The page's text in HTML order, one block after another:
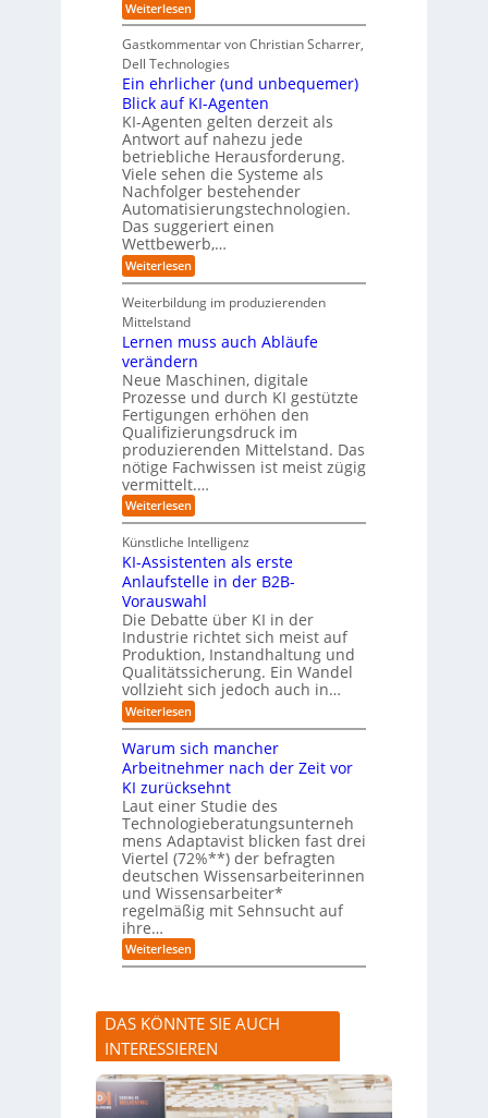
-
H
e
r
s
t
e
l
l
e
r
n
o
j
e
k
t
e
i
n
d
e
r
I
n
d
u
s
t
r
i
e
e
r
m
ö
g
l
i
c
h
e
n
e
r
r
s
i
k
o
,
w
a
c
h
s
e
n
d
e
R
a
n
o
m
w
a
r
e
-
G
e
f
a
h
n
ü
r
I
n
d
u
s
t
r
i
e
r
o
b
o
t
r
Weiterlesen:
E
n
3
D
-
Z
w
i
l
l
i
n
g
f
ü
r
T
t
o
r
t
e
Gastkommentar von Christian Scharrer,
Dell Technologies
Ein ehrlicher (und unbequemer)
Blick auf KI-Agenten
KI-Agenten gelten derzeit als
Antwort auf nahezu jede
betriebliche Herausforderung.
Viele sehen die Systeme als
Nachfolger bestehender
Automatisierungstechnologien.
Das suggeriert einen
Wettbewerb,…
Weiterlesen:
E
n
e
h
r
l
i
c
h
e
r
(
u
n
d
u
n
e
q
u
e
m
e
r
)
B
l
i
k
a
u
f
K
I
-
A
g
e
n
t
e
n
Weiterbildung im produzierenden
Mittelstand
Lernen muss auch Abläufe
verändern
Neue Maschinen, digitale
Prozesse und durch KI gestützte
Fertigungen erhöhen den
Qualifizierungsdruck im
produzierenden Mittelstand. Das
nötige Fachwissen ist meist zügig
vermittelt.…
Weiterlesen:
L
e
r
n
e
n
m
u
s
s
a
u
c
h
A
b
l
ä
u
f
e
v
e
r
ä
n
d
r
n
Künstliche Intelligenz
KI-Assistenten als erste
Anlaufstelle in der B2B-
Vorauswahl
Die Debatte über KI in der
Industrie richtet sich meist auf
Produktion, Instandhaltung und
Qualitätssicherung. Ein Wandel
vollzieht sich jedoch auch in…
Weiterlesen:
K
I
-
A
s
s
i
s
t
e
n
t
e
n
a
l
s
s
t
e
A
n
l
a
Warum sich mancher
Arbeitnehmer nach der Zeit vor
KI zurücksehnt
Laut einer Studie des
Technologieberatungsunterneh
mens Adaptavist blicken fast drei
Viertel (72%**) der befragten
deutschen Wissensarbeiterinnen
und Wissensarbeiter*
regelmäßig mit Sehnsucht auf
ihre…
Weiterlesen:
W
u
m
s
i
h
m
DAS KÖNNTE SIE AUCH
INTERESSIEREN